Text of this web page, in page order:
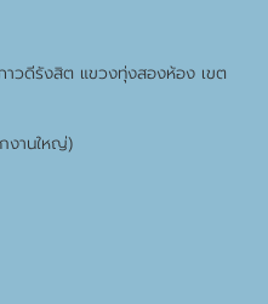
วดีรังสิต แขวงทุ่งสองห้อง เขต
งานใหญ่)